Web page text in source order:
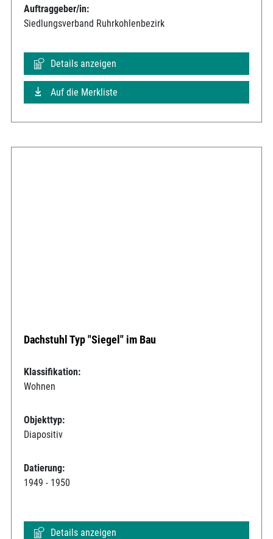
Auftraggeber/in:
Siedlungsverband Ruhrkohlenbezirk
Details anzeigen
Auf die Merkliste
Dachstuhl Typ "Siegel" im Bau
Klassifikation:
Wohnen
Objekttyp:
Diapositiv
Datierung:
1949 - 1950
Details anzeigen